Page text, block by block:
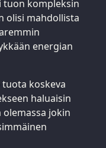
kompleksin
olisi mahdollista
energian
koskeva
haluaisin
jokin